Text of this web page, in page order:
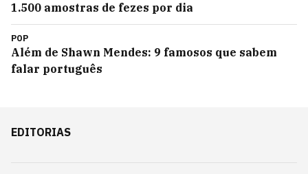
1.500 amostras de fezes por dia
POP
Além de Shawn Mendes: 9 famosos que sabem
falar português
EDITORIAS